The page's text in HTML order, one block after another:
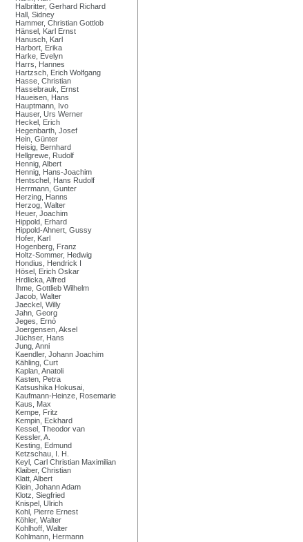
Halbritter, Gerhard Richard
Hall, Sidney
Hammer, Christian Gottlob
Hänsel, Karl Ernst
Hanusch, Karl
Harbort, Erika
Harke, Evelyn
Harrs, Hannes
Hartzsch, Erich Wolfgang
Hasse, Christian
Hassebrauk, Ernst
Haueisen, Hans
Hauptmann, Ivo
Hauser, Urs Werner
Heckel, Erich
Hegenbarth, Josef
Hein, Günter
Heisig, Bernhard
Hellgrewe, Rudolf
Hennig, Albert
Hennig, Hans-Joachim
Hentschel, Hans Rudolf
Herrmann, Gunter
Herzing, Hanns
Herzog, Walter
Heuer, Joachim
Hippold, Erhard
Hippold-Ahnert, Gussy
Hofer, Karl
Hogenberg, Franz
Holtz-Sommer, Hedwig
Hondius, Hendrick I
Hösel, Erich Oskar
Hrdlicka, Alfred
Ihme, Gottlieb Wilhelm
Jacob, Walter
Jaeckel, Willy
Jahn, Georg
Jeges, Ernò
Joergensen, Aksel
Jüchser, Hans
Jung, Anni
Kaendler, Johann Joachim
Kähling, Curt
Kaplan, Anatoli
Kasten, Petra
Katsushika Hokusai,
Kaufmann-Heinze, Rosemarie
Kaus, Max
Kempe, Fritz
Kempin, Eckhard
Kessel, Theodor van
Kessler, A.
Kesting, Edmund
Ketzschau, I. H.
Keyl, Carl Christian Maximilian
Klaiber, Christian
Klatt, Albert
Klein, Johann Adam
Klotz, Siegfried
Knispel, Ulrich
Kohl, Pierre Ernest
Köhler, Walter
Kohlhoff, Walter
Kohlmann, Hermann